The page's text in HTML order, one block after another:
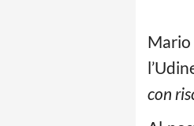
Mario
con